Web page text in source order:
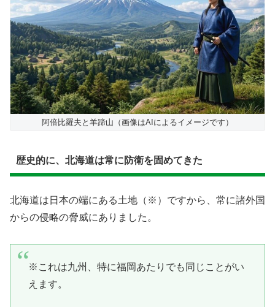
阿倍比羅夫と羊蹄山（画像はAIによるイメージです）
歴史的に、北海道は常に防衛を固めてきた
北海道は日本の端にある土地（※）ですから、常に諸外国
からの侵略の脅威にありました。
※これは九州、特に福岡あたりでも同じことがい
えます。